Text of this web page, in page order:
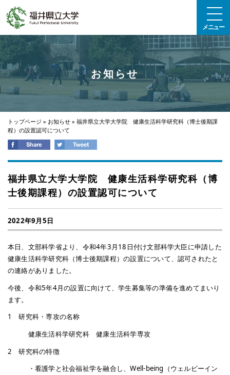
メニュー
お知らせ
トップページ » お知らせ » 福井県立大学大学院 健康生活科学研究科（博士後期課
程）の設置認可について
福井県立大学大学院 健康生活科学研究科（博
士後期課程）の設置認可について
2022年9月5日
本日、文部科学省より、令和4年3月18日付け文部科学大臣に申請した
健康生活科学研究科（博士後期課程）の設置について、認可されたと
の連絡がありました。
今後、令和5年4月の設置に向けて、学生募集等の準備を進めてまいり
ます。
1 研究科・専攻の名称
健康生活科学研究科 健康生活科学専攻
2 研究科の特徴
・看護学と社会福祉学を融合し、Well-being（ウェルビーイン